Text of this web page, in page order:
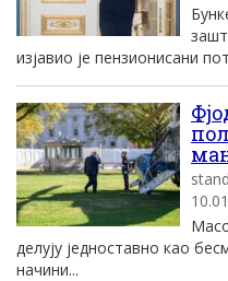
изјавио је пензионисани
делују једноставно као
начини...